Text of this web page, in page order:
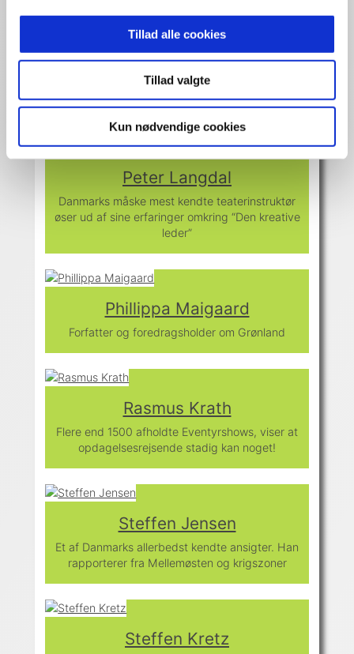
Tillad alle cookies
Tillad valgte
Kun nødvendige cookies
foredrag der giver dig sandheden om det
danske forsvar
Peter Langdal
Danmarks måske mest kendte teaterinstruktør
øser ud af sine erfaringer omkring “Den kreative
leder”
Phillippa Maigaard
Forfatter og foredragsholder om Grønland
Rasmus Krath
Flere end 1500 afholdte Eventyrshows, viser at
opdagelsesrejsende stadig kan noget!
Steffen Jensen
Et af Danmarks allerbedst kendte ansigter. Han
rapporterer fra Mellemøsten og krigszoner
Steffen Kretz